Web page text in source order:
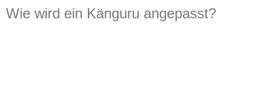
Wie wird ein Känguru angepasst?